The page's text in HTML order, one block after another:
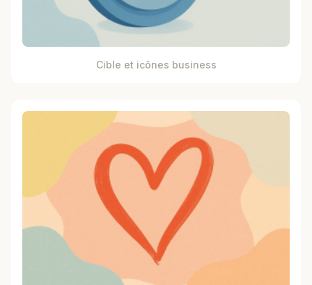
Cible et icônes business